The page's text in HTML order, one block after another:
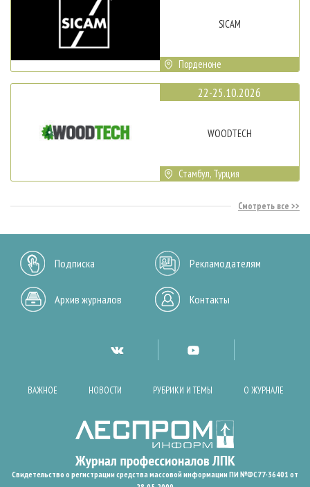
SICAM
Порденоне
22-25.10.2026
WOODTECH
Стамбул, Турция
Смотреть все
Подписка Рекламодателям
Архив журналов Контакты
ВАЖНОЕ НОВОСТИ РУБРИКИ И ТЕМЫ О ЖУРНАЛЕ
Свидетельство о регистрации средства массовой информации ПИ №ФС77-36401 от